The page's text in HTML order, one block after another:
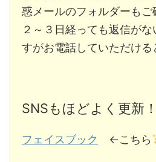
惑メールのフォルダーもご
２～３日経っても返信が
すがお電話していただける
SNSもほどよく更新！
フェイスブック ←こちら